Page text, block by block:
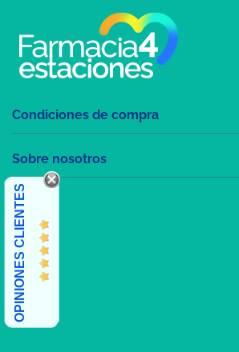
Condiciones de compra
Sobre nosotros
OPINIONES CLIENTES